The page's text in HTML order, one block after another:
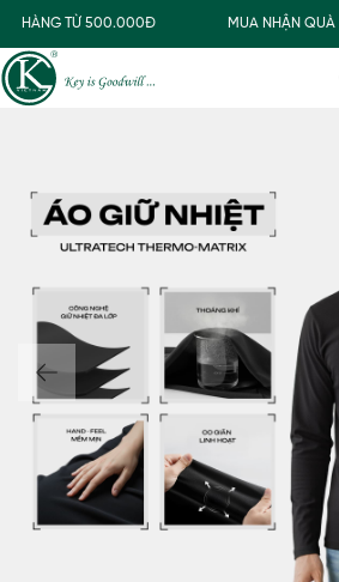
HÀNG TỪ 500.000Đ MUA NHẬN QUÀ